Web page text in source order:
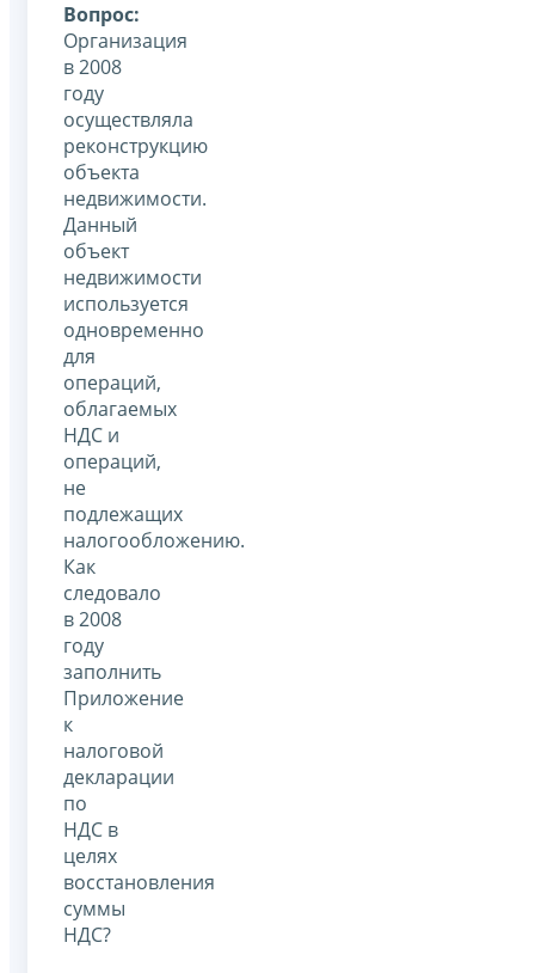
Вопрос:
Организация
в 2008
году
осуществляла
реконструкцию
объекта
недвижимости.
Данный
объект
недвижимости
используется
одновременно
для
операций,
облагаемых
НДС и
операций,
не
подлежащих
налогообложению.
Как
следовало
в 2008
году
заполнить
Приложение
к
налоговой
декларации
по
НДС в
целях
восстановления
суммы
НДС?